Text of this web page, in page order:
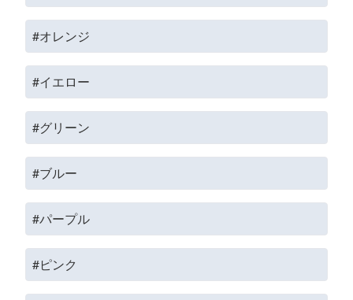
#オレンジ
#イエロー
#グリーン
#ブルー
#パープル
#ピンク